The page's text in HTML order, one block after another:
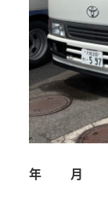
年 月